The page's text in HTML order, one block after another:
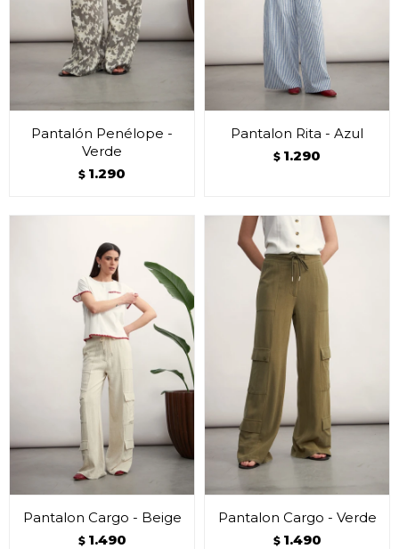
Pantalón Penélope -
Verde
$ 1.290
Pantalon Rita - Azul
$ 1.290
Pantalon Cargo - Beige
$ 1.490
Pantalon Cargo - Verde
$ 1.490